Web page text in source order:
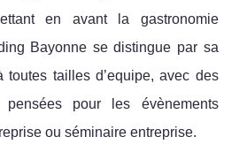
en avant la gastronomie
Bayonne se distingue par sa
toutes tailles d’equipe, avec des
pensées pour les évènements
ou séminaire entreprise.